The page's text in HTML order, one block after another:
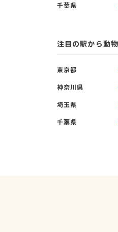
千葉県
注目の駅から動
東京都
神奈川県
埼玉県
千葉県